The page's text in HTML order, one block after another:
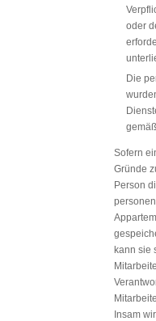
oder
Die
Sofern
Gründe
Person
kann sie
Insam